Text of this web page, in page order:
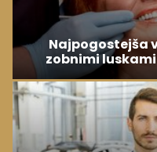
Najpogostejša
zobnimi